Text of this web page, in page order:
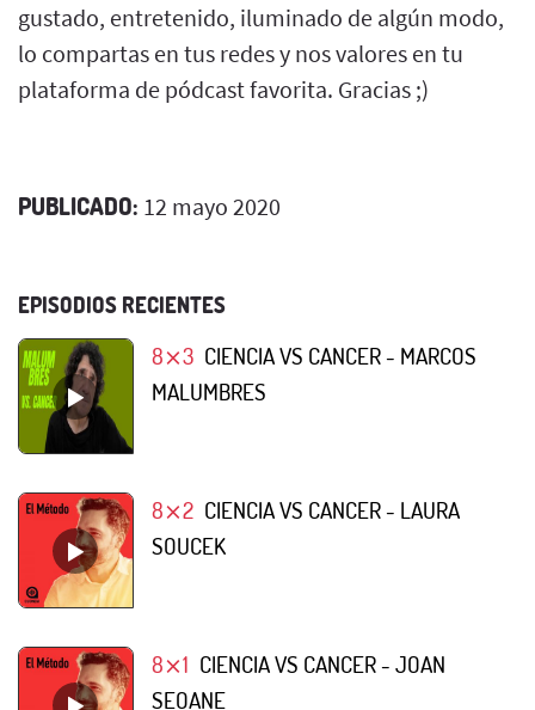
gustado, entretenido, iluminado de algún modo,
lo compartas en tus redes y nos valores en tu
plataforma de pódcast favorita. Gracias ;)
PUBLICADO: 12 mayo 2020
EPISODIOS RECIENTES
8⨯3 CIENCIA VS CANCER - MARCOS
MALUMBRES
8⨯2 CIENCIA VS CANCER - LAURA
SOUCEK
8⨯1 CIENCIA VS CANCER - JOAN
SEOANE